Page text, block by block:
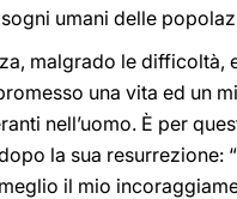
umani delle
malgrado le
una vita ed un
nell’uomo. È per
la sua resurrezione:
il mio